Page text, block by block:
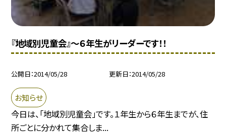
『地域別児童会』〜６年生がリーダーです！！
公開日 2014/05/28 更新日 2014/05/28
お知らせ
今日は、「地域別児童会」です。１年生から６年生までが、住
所ごとに分かれて集合しま...